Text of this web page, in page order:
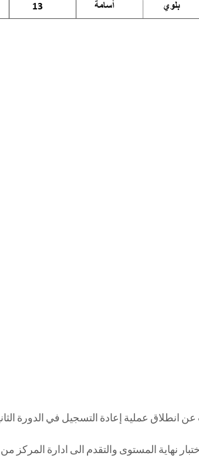
نهاية المستوى والتقدم الى ادارة المركز